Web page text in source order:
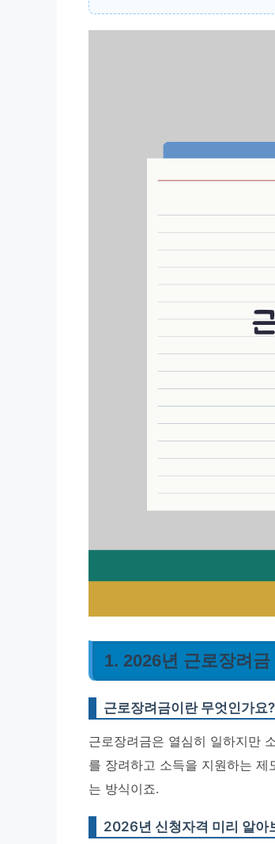
1. 2026년 근로장려
근로장려금이란 무엇인가요?
근로장려금은 열심히 일하지만
를 장려하고 소득을 지원하는
는 방식이죠.
2026년 신청자격 미리 알아